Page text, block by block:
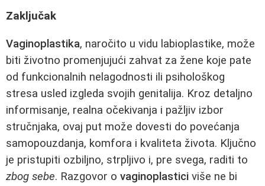
Zaključak
Vaginoplastika, naročito u vidu labioplastike, može
biti životno promenjujući zahvat za žene koje pate
od funkcionalnih nelagodnosti ili psihološkog
stresa usled izgleda svojih genitalija. Kroz detaljno
informisanje, realna očekivanja i pažljiv izbor
stručnjaka, ovaj put može dovesti do povećanja
samopouzdanja, komfora i kvaliteta života. Ključno
je pristupiti ozbiljno, strpljivo i, pre svega, raditi to
zbog sebe. Razgovor o vaginoplastici više ne bi